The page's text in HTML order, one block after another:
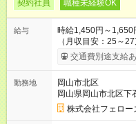
契約社員 職種未経験OK
給与
時給1,450円～1,650
（月収目安：25～27万円） ◎安定した給与で安
タイムで勤務いた
す。シフトが削ら
たいという人もいる
ので、お気軽にご相談ください！ ※2
す。その間の給与・待遇に
用期間あり 試用期
交通費別途支給
勤務地
岡山市北区
岡山県岡山市北区下
株式会社フェロー